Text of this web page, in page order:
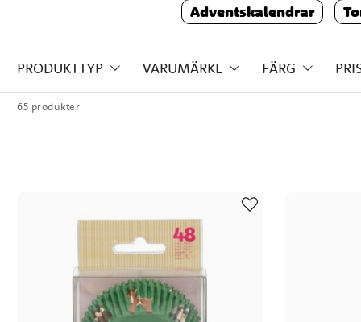
Vårt bästa tips är att
pepparkakshus? Eller
Vilket som är det
Adventskalendrar
PRODUKTTYP VARUMÄRKE FÄRG
65 produkter